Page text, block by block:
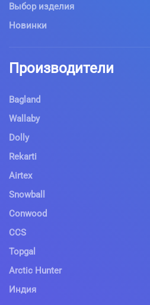
Выбор изделия
Новинки
Производители
Bagland
Wallaby
Dolly
Rekarti
Airtex
Snowball
Conwood
CCS
Topgal
Arctic Hunter
Индия